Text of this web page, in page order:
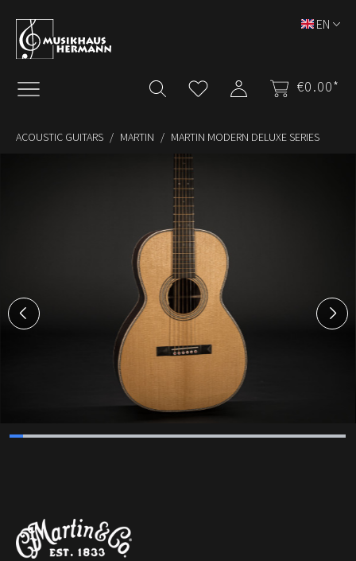
Skip to main content
€0.00*
EN
ACOUSTIC GUITARS MARTIN MARTIN MODERN DELUXE SERIES